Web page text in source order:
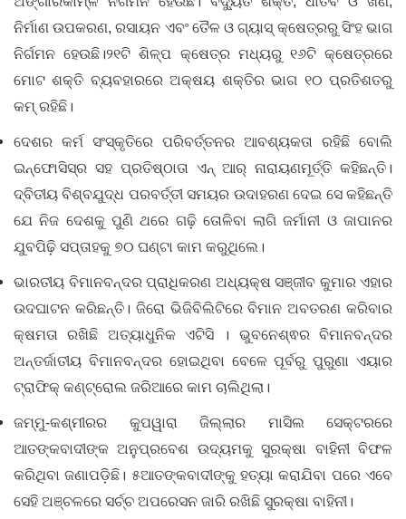
ନିର୍ମାଣ ଉପକରଣ, ରସାୟନ ଏବଂ ତୈଳ ଓ ଗ୍ୟାସ୍ କ୍ଷେତ୍ରରୁ ସିଂହ ଭାଗ
ନିର୍ଗମନ ହେଉଛି।୨୧ଟି ଶିଳ୍ପ କ୍ଷେତ୍ର ମଧ୍ୟରୁ ୧୬ଟି କ୍ଷେତ୍ରରେ
ମୋଟ ଶକ୍ତି ବ୍ୟବହାରରେ ଅକ୍ଷୟ ଶକ୍ତିର ଭାଗ ୧୦ ପ୍ରତିଶତରୁ
କମ୍ ରହିଛି।
ଦେଶର କର୍ମ ସଂସ୍କୃତିରେ ପରିବର୍ତ୍ତନର ଆବଶ୍ୟକତା ରହିଛି ବୋଲି
ଇନ୍‌ଫୋସିସ୍‌ର ସହ ପ୍ରତିଷ୍ଠାତା ଏନ୍ ଆର୍ ନାରାୟଣମୂର୍ତ୍ତି କହିଛନ୍ତି।
ଦ୍ବିତୀୟ ବିଶ୍ବଯୁଦ୍ଧ ପରବର୍ତ୍ତୀ ସମୟର ଉଦାହରଣ ଦେଇ ସେ କହିଛନ୍ତି
ଯେ ନିଜ ଦେଶକୁ ପୁଣି ଥରେ ଗଢ଼ି ତୋଳିବା ଲାଗି ଜର୍ମାନୀ ଓ ଜାପାନର
ଯୁବପିଢ଼ି ସପ୍ତାହକୁ ୭୦ ଘଣ୍ଟା କାମ କରୁଥିଲେ।
ଭାରତୀୟ ବିମାନବନ୍ଦର ପ୍ରାଧିକରଣ ଅଧ୍ୟକ୍ଷ ସଞ୍ଜୀବ କୁମାର ଏହାର
ଉଦଘାଟନ କରିଛନ୍ତି। ଜିରୋ ଭିଜିବିଲିଟିରେ ବିମାନ ଅବତରଣ କରିବାର
କ୍ଷମତା ରଖିଛି ଅତ୍ୟାଧୁନିକ ଏଟିସି । ଭୁବନେଶ୍ଵର ବିମାନବନ୍ଦର
ଅନ୍ତର୍ଜାତୀୟ ବିମାନବନ୍ଦର ହୋଇଥିବା ବେଳେ ପୂର୍ବରୁ ପୁରୁଣା ଏୟାର
ଟ୍ରାଫିକ୍ କଣ୍ଟ୍ରୋଲ ଜରିଆରେ କାମ ଚାଲିଥିଲା।
ଜମ୍ମୁ-କଶ୍ମୀରର କୁପୱାରା ଜିଲ୍ଲାର ମାସିଲ ସେକ୍ଟରରେ
ଆତଙ୍କବାଦୀଙ୍କ ଅନୁପ୍ରବେଶ ଉଦ୍ୟମକୁ ସୁରକ୍ଷା ବାହିନୀ ବିଫଳ
କରିଥିବା ଜଣାପଡ଼ିଛି। ୫ଆତଙ୍କବାଦୀଙ୍କୁ ହତ୍ୟା କରାଯିବା ପରେ ଏବେ
ସେହି ଅଞ୍ଚଳରେ ସର୍ଚ୍ଚ ଅପରେସନ ଜାରି ରଖିଛି ସୁରକ୍ଷା ବାହିନୀ।